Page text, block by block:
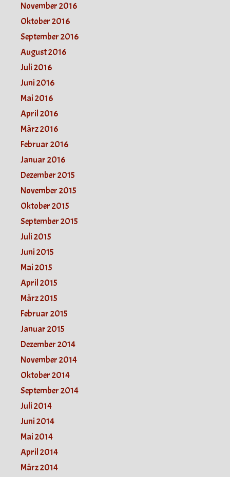
November 2016
Oktober 2016
September 2016
August 2016
Juli 2016
Juni 2016
Mai 2016
April 2016
März 2016
Februar 2016
Januar 2016
Dezember 2015
November 2015
Oktober 2015
September 2015
Juli 2015
Juni 2015
Mai 2015
April 2015
März 2015
Februar 2015
Januar 2015
Dezember 2014
November 2014
Oktober 2014
September 2014
Juli 2014
Juni 2014
Mai 2014
April 2014
März 2014